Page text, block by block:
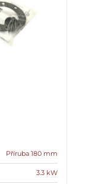
Příruba 180 mm
3.3 kW